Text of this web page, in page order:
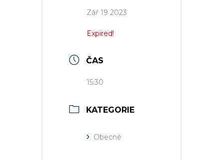
Zář 19 2023
Expired!
ČAS
15:30
KATEGORIE
Obecné